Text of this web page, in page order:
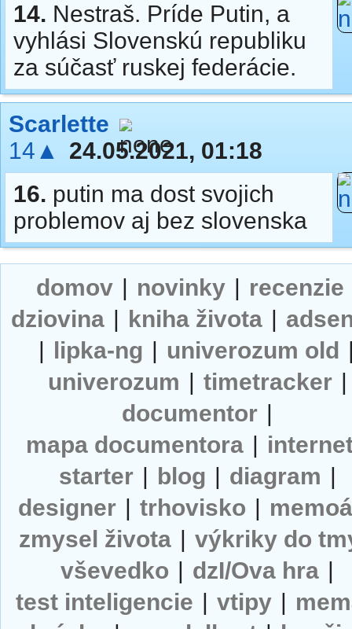
14. Nestraš. Príde Putin, a
vyhlási Slovenskú republiku
za súčasť ruskej federácie.
Scarlette
14▲
24.05.2021, 01:18
16. putin ma dost svojich
problemov aj bez slovenska
domov | novinky | recenzie
dziovina | kniha života |
| lipka-ng | univerozum old
univerozum | timetracker |
documentor |
mapa documentora |
starter | blog | diagram |
designer | trhovisko |
zmysel života | výkriky do
vševedko | dzI/Ova hra |
test inteligencie | vtipy |